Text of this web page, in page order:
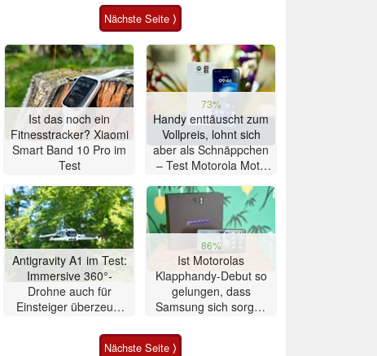
Nächste Seite ⟩
Ist das noch ein
Fitnesstracker? Xiaomi
Smart Band 10 Pro im
Test
73%
Handy enttäuscht zum
Vollpreis, lohnt sich
aber als Schnäppchen
– Test Motorola Moto
Antigravity A1 im Test:
Immersive 360°-
Drohne auch für
Einsteiger überzeugt
86%
Ist Motorolas
Klapphandy-Debut so
gelungen, dass
Samsung sich sorgen
Smartphone im Test
Nächste Seite ⟩